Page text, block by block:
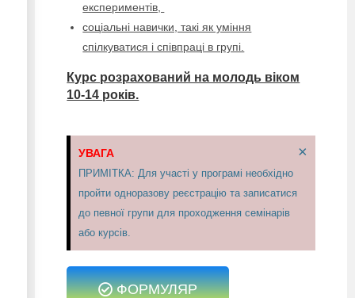
експериментів,
соціальні навички, такі як уміння
спілкуватися і співпраці в групі.
Курс розрахований на молодь віком
10-14 років.
УВАГА
ПРИМІТКА: Для участі у програмі необхідно
пройти одноразову реєстрацію та записатися
до певної групи для проходження семінарів
або курсів.
×
ФОРМУЛЯР